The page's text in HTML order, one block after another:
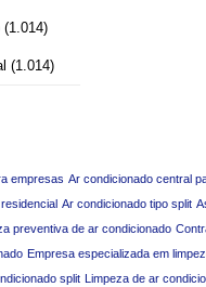
(1.014)
(1.014)
empresas Ar condicionado central
Ar condicionado tipo split
preventiva de ar condicionado
Empresa especializada em
split Limpeza de ar